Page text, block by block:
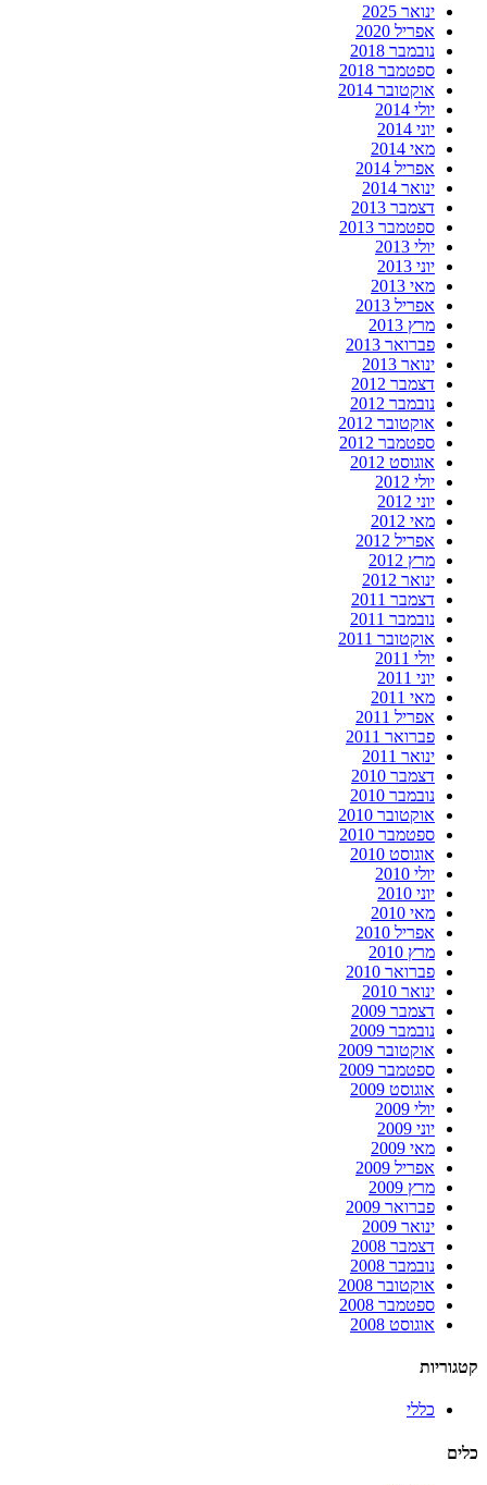
ינואר 2025
אפריל 2020
נובמבר 2018
ספטמבר 2018
אוקטובר 2014
יולי 2014
יוני 2014
מאי 2014
אפריל 2014
ינואר 2014
דצמבר 2013
ספטמבר 2013
יולי 2013
יוני 2013
מאי 2013
אפריל 2013
מרץ 2013
פברואר 2013
ינואר 2013
דצמבר 2012
נובמבר 2012
אוקטובר 2012
ספטמבר 2012
אוגוסט 2012
יולי 2012
יוני 2012
מאי 2012
אפריל 2012
מרץ 2012
ינואר 2012
דצמבר 2011
נובמבר 2011
אוקטובר 2011
יולי 2011
יוני 2011
מאי 2011
אפריל 2011
פברואר 2011
ינואר 2011
דצמבר 2010
נובמבר 2010
אוקטובר 2010
ספטמבר 2010
אוגוסט 2010
יולי 2010
יוני 2010
מאי 2010
אפריל 2010
מרץ 2010
פברואר 2010
ינואר 2010
דצמבר 2009
נובמבר 2009
אוקטובר 2009
ספטמבר 2009
אוגוסט 2009
יולי 2009
יוני 2009
מאי 2009
אפריל 2009
מרץ 2009
פברואר 2009
ינואר 2009
דצמבר 2008
נובמבר 2008
אוקטובר 2008
ספטמבר 2008
אוגוסט 2008
קטגוריות
כללי
כלים